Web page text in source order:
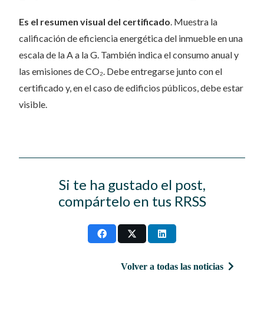
Es el resumen visual del certificado . Muestra la
calificación de eficiencia energética del inmueble en una
escala de la A a la G. También indica el consumo anual y
las emisiones de CO₂. Debe entregarse junto con el
certificado y, en el caso de edificios públicos, debe estar
visible.
Si te ha gustado el post,
compártelo en tus RRSS
Volver a todas las noticias